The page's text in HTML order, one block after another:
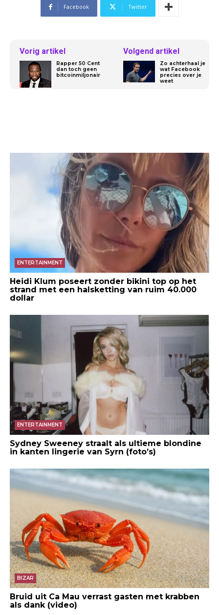
Facebook Twitter
Vorig artikel
Rapper 50 Cent
dan toch geen
bitcoinmiljonair
Volgend artikel
Zo achterhaal je
wat Facebook
precies over je
weet
ENTERTAINMENT
Heidi Klum poseert zonder bikini top op het
strand met een halsketting van ruim 40.000
dollar
ENTERTAINMENT
Sydney Sweeney straalt als ultieme blondine
in kanten lingerie van Syrn (foto’s)
BIZAR
Bruid uit Ca Mau verrast gasten met krabben
als dank (video)